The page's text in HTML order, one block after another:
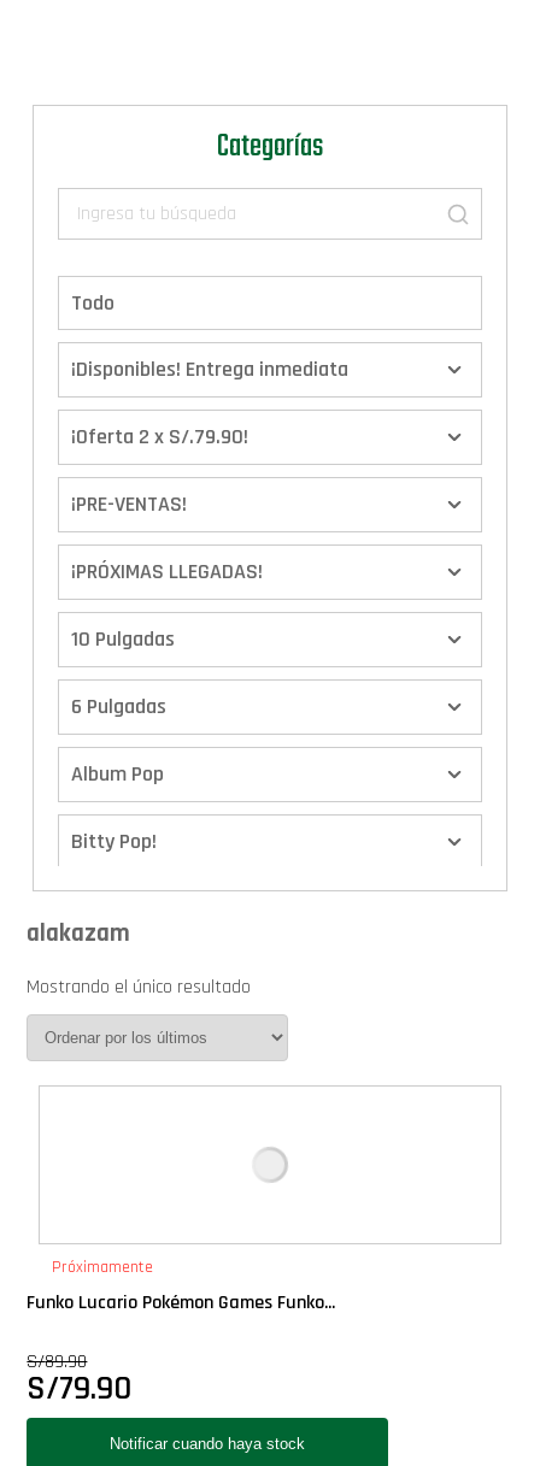
Categorías
Todo
¡Disponibles! Entrega inmediata
¡Oferta 2 x S/.79.90!
¡PRE-VENTAS!
¡PRÓXIMAS LLEGADAS!
10 Pulgadas
6 Pulgadas
Album Pop
Bitty Pop!
Calendario de Adviento
Cover Pop!
Exclusivos
Gift Cards
Llaveros Pop
Moments
alakazam
Mostrando el único resultado
Próximamente
Funko Lucario Pokémon Games Funko...
S/89.90
S/79.90